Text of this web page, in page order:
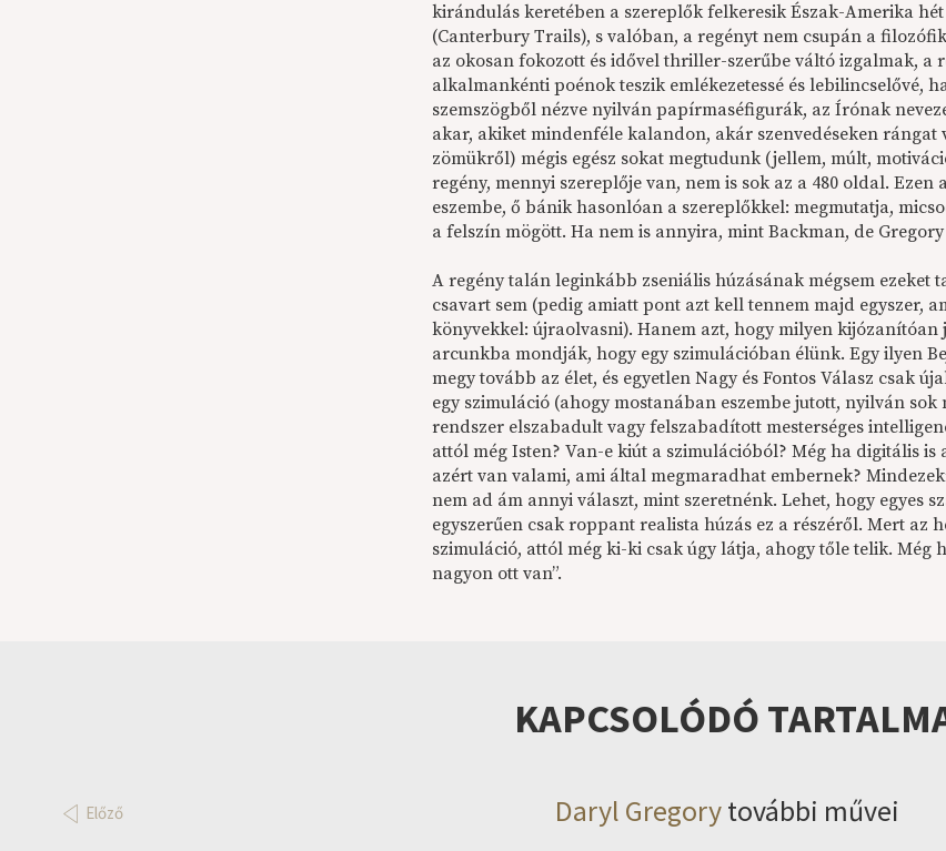
kirándulás keretében a szereplők felkeresik Észak-Amerika
(Canterbury Trails), s valóban, a regényt nem csupán a
az okosan fokozott és idővel thriller-szerűbe váltó izgalmak, a
alkalmankénti poénok teszik emlékezetessé és lebilincselővé,
szemszögből nézve nyilván papírmaséfigurák, az Írónak
akar, akiket mindenféle kalandon, akár szenvedéseken
zömükről) mégis egész sokat megtudunk (jellem, múlt,
regény, mennyi szereplője van, nem is sok az a 480 oldal.
eszembe, ő bánik hasonlóan a szereplőkkel: megmutatja,
a felszín mögött. Ha nem is annyira, mint Backman, de
A regény talán leginkább zseniális húzásának mégsem ezeket
csavart sem (pedig amiatt pont azt kell tennem majd egyszer,
könyvekkel: újraolvasni). Hanem azt, hogy milyen
arcunkba mondják, hogy egy szimulációban élünk. Egy ilyen
megy tovább az élet, és egyetlen Nagy és Fontos Válasz csak
egy szimuláció (ahogy mostanában eszembe jutott, nyilván
rendszer elszabadult vagy felszabadított mesterséges
attól még Isten? Van-e kiút a szimulációból? Még ha digitális
azért van valami, ami által megmaradhat embernek?
nem ad ám annyi választ, mint szeretnénk. Lehet, hogy egyes
egyszerűen csak roppant realista húzás ez a részéről. Mert az
szimuláció, attól még ki-ki csak úgy látja, ahogy tőle telik.
nagyon ott van”.
KAPCSOLÓDÓ
Előző Daryl Gregorytovábbi művei